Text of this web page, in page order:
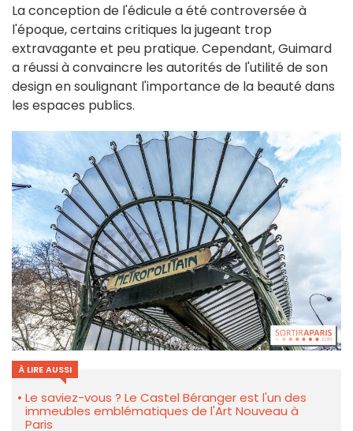
La conception de l'édicule a été controversée à
l'époque, certains critiques la jugeant trop
extravagante et peu pratique. Cependant, Guimard
a réussi à convaincre les autorités de l'utilité de son
design en soulignant l'importance de la beauté dans
les espaces publics.
À LIRE AUSSI
Le saviez-vous ? Le Castel Béranger est l'un des
immeubles emblématiques de l'Art Nouveau à
Paris